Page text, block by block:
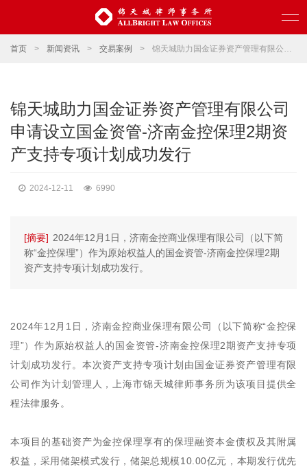
首页 > 新闻资讯 > 交易案例 > 锦天城助力国金证券资产管理有限公司申请设立国金资管-济南金控保理2期资产支持专项计划成功发行
锦天城助力国金证券资产管理有限公司
申请设立国金资管-济南金控保理2期资
产支持专项计划成功发行
2024-12-11 6990
[摘要] 2024年12月1日，济南金控商业保理有限公司（以下简
称“金控保理”）作为原始权益人的国金资管-济南金控保理2期
资产支持专项计划成功发行。
2024年12月1日，济南金控商业保理有限公司（以下简称“金控保
理”）作为原始权益人的国金资管-济南金控保理2期资产支持专项
计划成功发行。本次资产支持专项计划由国金证券资产管理有限
公司作为计划管理人，上海市锦天城律师事务所为该项目提供全
程法律服务。
本项目的基础资产为金控保理享有的保理融资本金债权及其附属
权益，采用储架模式发行，储架总规模10.00亿元，本期发行优先